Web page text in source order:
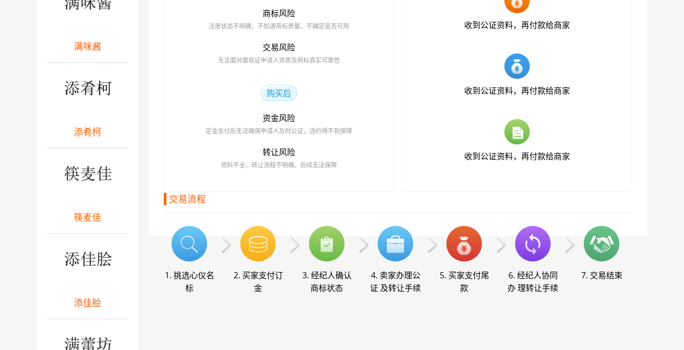
商标风险
注册状态不明确，不知道商标质量，不确定是否可用
交易风险
无法面对面验证申请人资质及商标真实可靠性
购买后
资金风险
定金支付后无法确保申请人及时公证，违约得不到保障
转让风险
资料不全，转让流程不明确，后续无法保障
收到公证资料，再付款给商家
收到公证资料，再付款给商家
收到公证资料，再付款给商家
交易流程
1. 挑选心仪名
标
2. 买家支付订
金
3. 经纪人确认
商标状态
4. 卖家办理公
证 及转让手续
5. 买家支付尾
款
6. 经纪人协同
办 理转让手续
7. 交易结束
满咪酱
添肴柯
筷麦佳
添佳脍